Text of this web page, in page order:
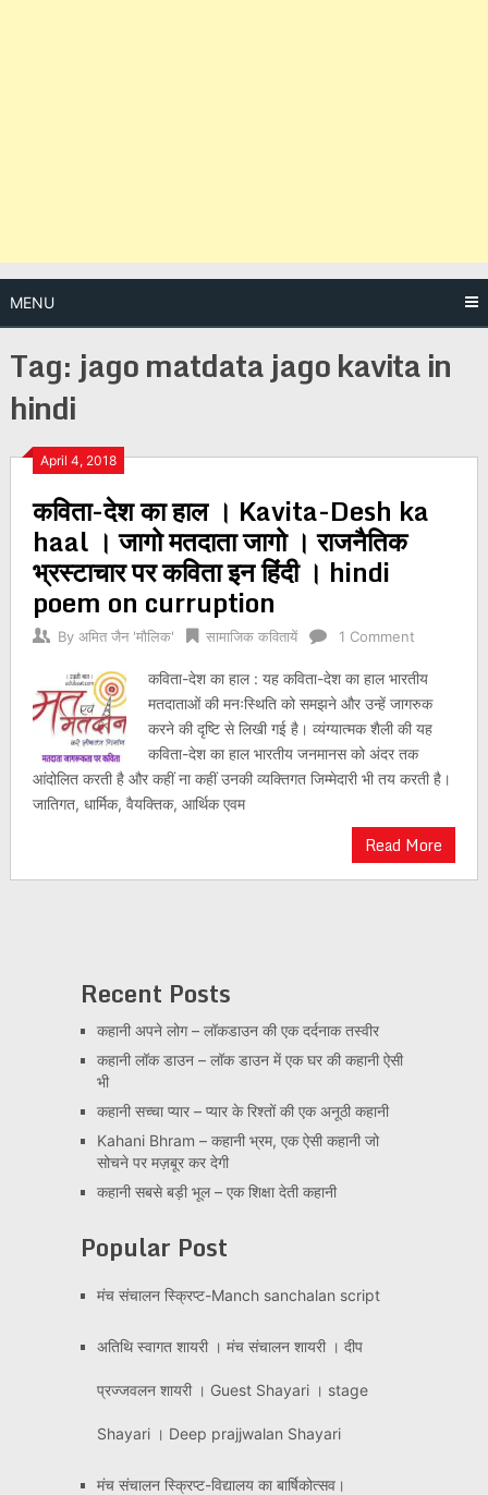
MENU
Tag: jago matdata jago kavita in
hindi
April 4, 2018
कविता-देश का हाल । Kavita-Desh ka
haal । जागो मतदाता जागो । राजनैतिक
भ्रस्टाचार पर कविता इन हिंदी । hindi
poem on curruption
By अमित जैन 'मौलिक' सामाजिक कवितायें 1 Comment
कविता-देश का हाल : यह कविता-देश का हाल भारतीय
मतदाताओं की मनःस्थिति को समझने और उन्हें जागरुक
करने की दृष्टि से लिखी गई है। व्यंग्यात्मक शैली की यह
कविता-देश का हाल भारतीय जनमानस को अंदर तक
आंदोलित करती है और कहीं ना कहीं उनकी व्यक्तिगत जिम्मेदारी भी तय करती है।
जातिगत, धार्मिक, वैयक्तिक, आर्थिक एवम
Read More
Posts
navigation
Recent Posts
कहानी अपने लोग – लॉकडाउन की एक दर्दनाक तस्वीर
कहानी लॉक डाउन – लॉक डाउन में एक घर की कहानी ऐसी
भी
कहानी सच्चा प्यार – प्यार के रिश्तों की एक अनूठी कहानी
Kahani Bhram – कहानी भ्रम, एक ऐसी कहानी जो
सोचने पर मज़बूर कर देगी
कहानी सबसे बड़ी भूल – एक शिक्षा देती कहानी
Popular Post
मंच संचालन स्क्रिप्ट-Manch sanchalan script
अतिथि स्वागत शायरी । मंच संचालन शायरी । दीप
प्रज्जवलन शायरी । Guest Shayari । stage
Shayari । Deep prajjwalan Shayari
मंच संचालन स्क्रिप्ट-विद्यालय का बार्षिकोत्सव।